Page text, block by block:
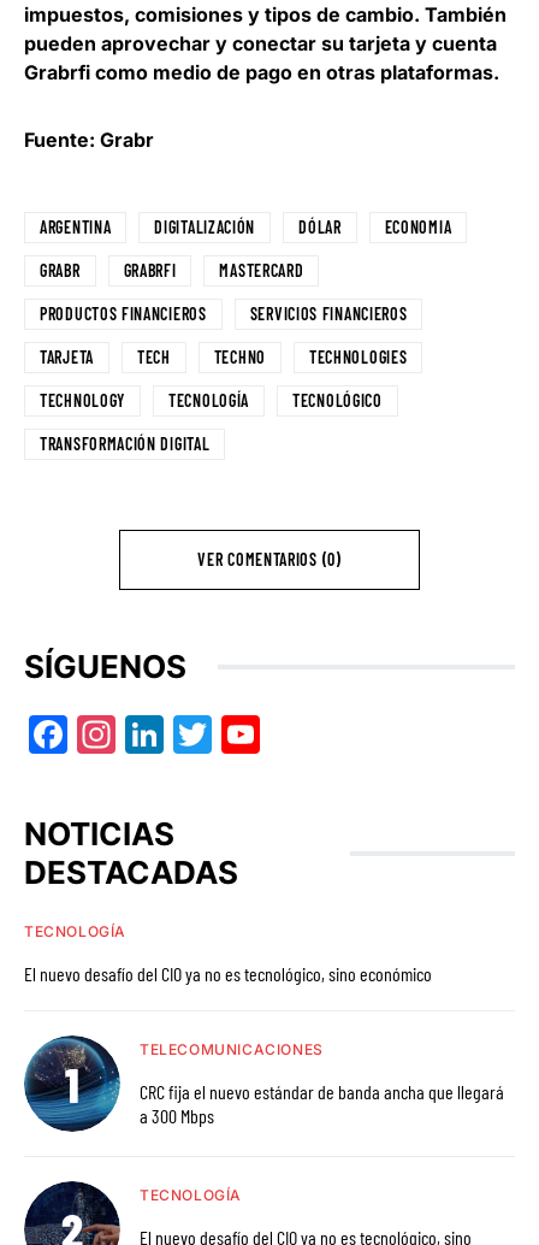
impuestos, comisiones y tipos de cambio. También
pueden aprovechar y conectar su tarjeta y cuenta
Grabrfi como medio de pago en otras plataformas.
Fuente: Grabr
ARGENTINA DIGITALIZACIÓN DÓLAR ECONOMIA
GRABR GRABRFI MASTERCARD
PRODUCTOS FINANCIEROS SERVICIOS FINANCIEROS
TARJETA TECH TECHNO TECHNOLOGIES
TECHNOLOGY TECNOLOGÍA TECNOLÓGICO
TRANSFORMACIÓN DIGITAL
VER COMENTARIOS (0)
SÍGUENOS
Facebook
Instagram
LinkedIn
Twitter
NOTICIAS
DESTACADAS
TECNOLOGÍA
El nuevo desafío del CIO ya no es tecnológico, sino económico
TELECOMUNICACIONES
CRC fija el nuevo estándar de banda ancha que llegará
a 300 Mbps
TECNOLOGÍA
El nuevo desafío del CIO ya no es tecnológico, sino